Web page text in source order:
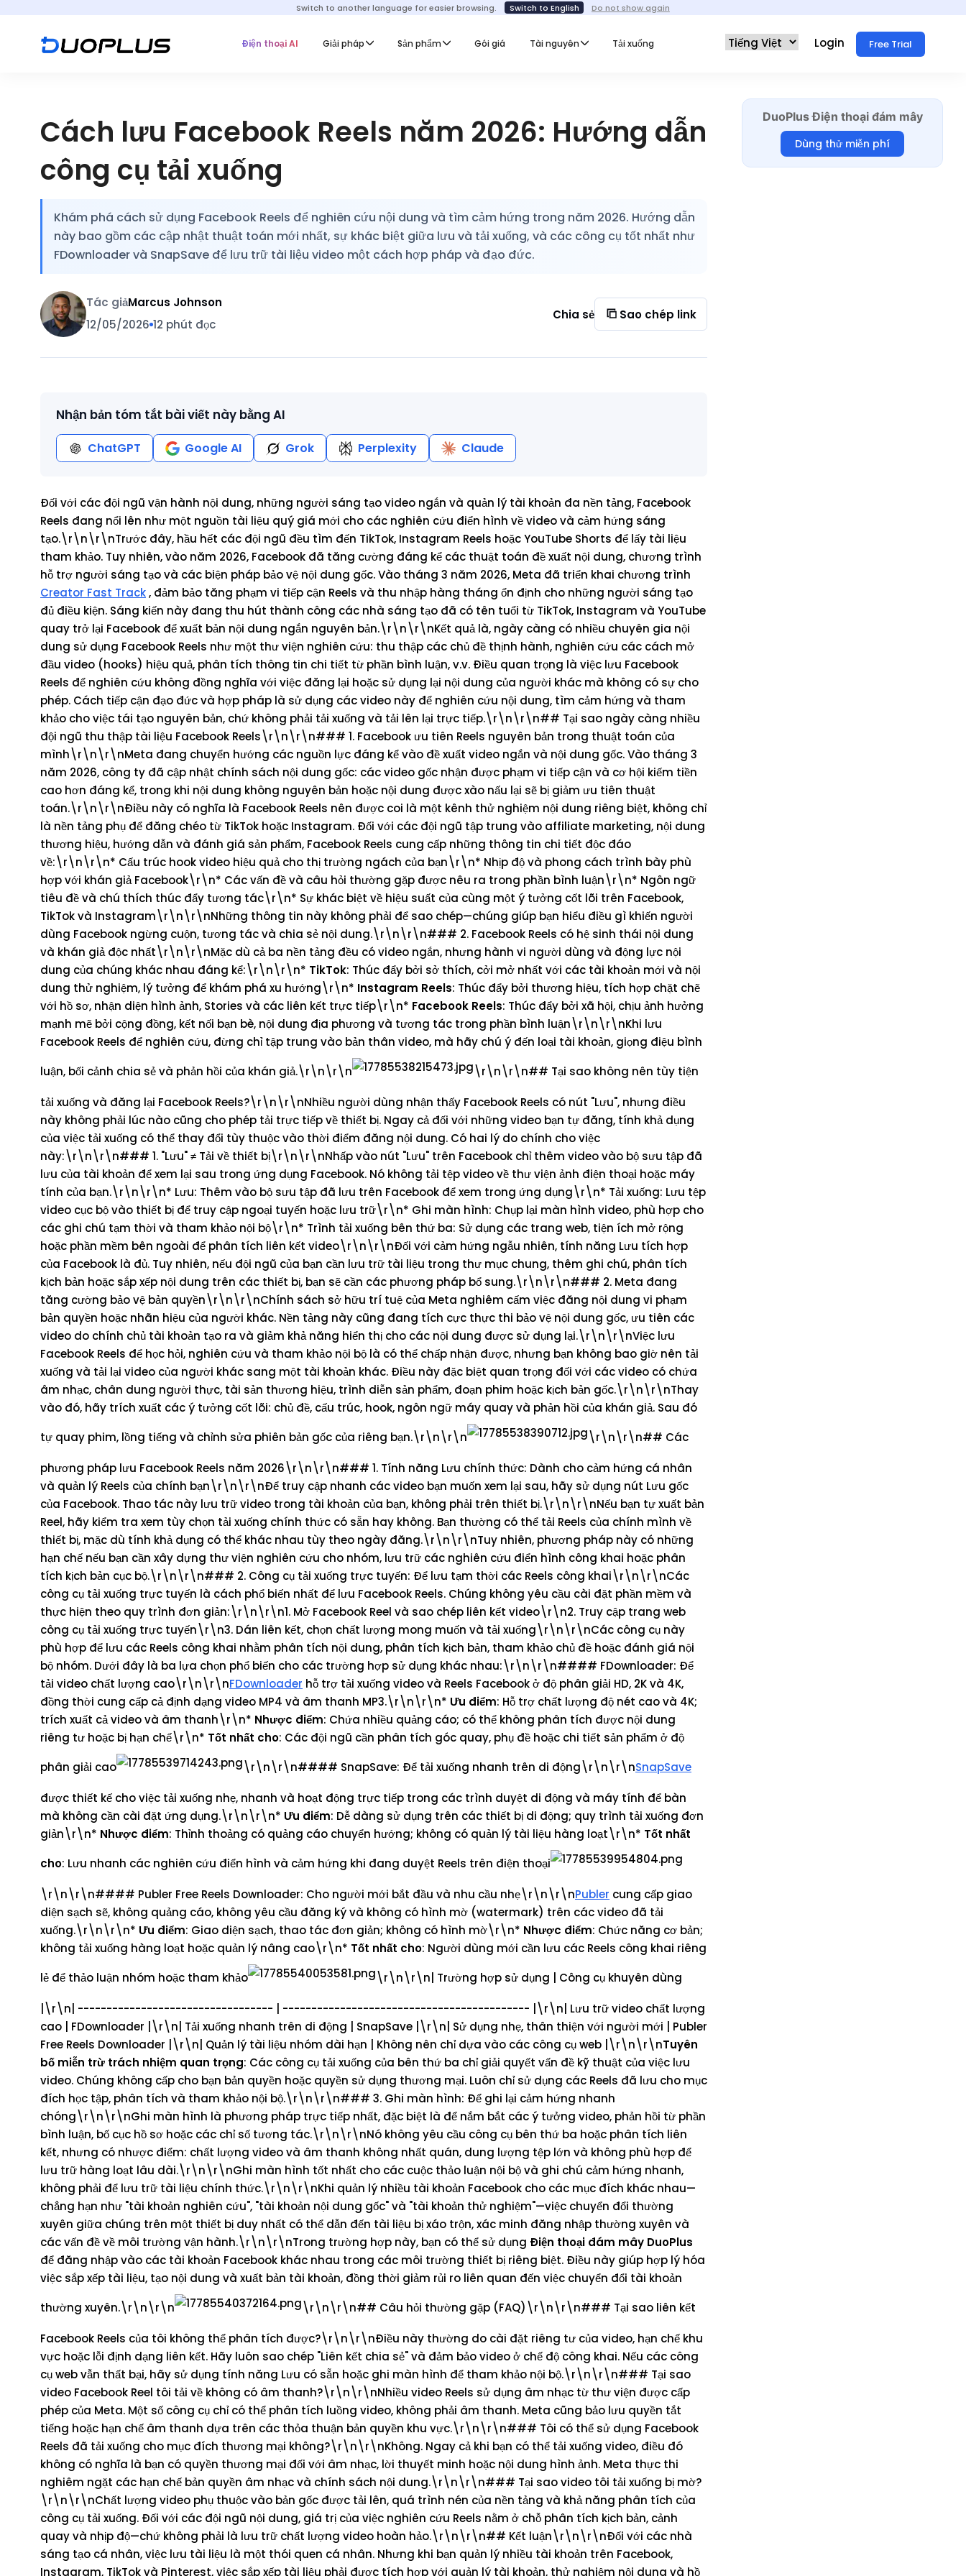
Switch to another language for easier browsing. Switch to English Do not show again
Điện thoại AI Giải pháp Sản phẩm Gói giá Tài nguyên Tải xuống Login Free Trial
Cách lưu Facebook Reels năm 2026: Hướng dẫn
công cụ tải xuống
Khám phá cách sử dụng Facebook Reels để nghiên cứu nội dung và tìm cảm hứng trong năm 2026. Hướng dẫn
này bao gồm các cập nhật thuật toán mới nhất, sự khác biệt giữa lưu và tải xuống, và các công cụ tốt nhất như
FDownloader và SnapSave để lưu trữ tài liệu video một cách hợp pháp và đạo đức.
Tác giảMarcus Johnson
12/05/2026 12 phút đọc
Chia sẻ Sao chép link
Nhận bản tóm tắt bài viết này bằng AI
ChatGPT Google AI Grok Perplexity Claude
Đối với các đội ngũ vận hành nội dung, những người sáng tạo video ngắn và quản lý tài khoản đa nền tảng, Facebook
Reels đang nổi lên như một nguồn tài liệu quý giá mới cho các nghiên cứu điển hình về video và cảm hứng sáng
tạo.\r\n\r\nTrước đây, hầu hết các đội ngũ đều tìm đến TikTok, Instagram Reels hoặc YouTube Shorts để lấy tài liệu
tham khảo. Tuy nhiên, vào năm 2026, Facebook đã tăng cường đáng kể các thuật toán đề xuất nội dung, chương trình
hỗ trợ người sáng tạo và các biện pháp bảo vệ nội dung gốc. Vào tháng 3 năm 2026, Meta đã triển khai chương trình
Creator Fast Track, đảm bảo tăng phạm vi tiếp cận Reels và thu nhập hàng tháng ổn định cho những người sáng tạo
đủ điều kiện. Sáng kiến này đang thu hút thành công các nhà sáng tạo đã có tên tuổi từ TikTok, Instagram và YouTube
quay trở lại Facebook để xuất bản nội dung ngắn nguyên bản.\r\n\r\nKết quả là, ngày càng có nhiều chuyên gia nội
dung sử dụng Facebook Reels như một thư viện nghiên cứu: thu thập các chủ đề thịnh hành, nghiên cứu các cách mở
đầu video (hooks) hiệu quả, phân tích thông tin chi tiết từ phần bình luận, v.v. Điều quan trọng là việc lưu Facebook
Reels để nghiên cứu không đồng nghĩa với việc đăng lại hoặc sử dụng lại nội dung của người khác mà không có sự cho
phép. Cách tiếp cận đạo đức và hợp pháp là sử dụng các video này để nghiên cứu nội dung, tìm cảm hứng và tham
khảo cho việc tái tạo nguyên bản, chứ không phải tải xuống và tải lên lại trực tiếp.\r\n\r\n## Tại sao ngày càng nhiều
đội ngũ thu thập tài liệu Facebook Reels\r\n\r\n### 1. Facebook ưu tiên Reels nguyên bản trong thuật toán của
mình\r\n\r\nMeta đang chuyển hướng các nguồn lực đáng kể vào đề xuất video ngắn và nội dung gốc. Vào tháng 3
năm 2026, công ty đã cập nhật chính sách nội dung gốc: các video gốc nhận được phạm vi tiếp cận và cơ hội kiếm tiền
cao hơn đáng kể, trong khi nội dung không nguyên bản hoặc nội dung được xào nấu lại sẽ bị giảm ưu tiên thuật
toán.\r\n\r\nĐiều này có nghĩa là Facebook Reels nên được coi là một kênh thử nghiệm nội dung riêng biệt, không chỉ
là nền tảng phụ để đăng chéo từ TikTok hoặc Instagram. Đối với các đội ngũ tập trung vào affiliate marketing, nội dung
thương hiệu, hướng dẫn và đánh giá sản phẩm, Facebook Reels cung cấp những thông tin chi tiết độc đáo
về:\r\n\r\n* Cấu trúc hook video hiệu quả cho thị trường ngách của bạn\r\n* Nhịp độ và phong cách trình bày phù
hợp với khán giả Facebook\r\n* Các vấn đề và câu hỏi thường gặp được nêu ra trong phần bình luận\r\n* Ngôn ngữ
tiêu đề và chú thích thúc đẩy tương tác\r\n* Sự khác biệt về hiệu suất của cùng một ý tưởng cốt lõi trên Facebook,
TikTok và Instagram\r\n\r\nNhững thông tin này không phải để sao chép—chúng giúp bạn hiểu điều gì khiến người
dùng Facebook ngừng cuộn, tương tác và chia sẻ nội dung.\r\n\r\n### 2. Facebook Reels có hệ sinh thái nội dung
và khán giả độc nhất\r\n\r\nMặc dù cả ba nền tảng đều có video ngắn, nhưng hành vi người dùng và động lực nội
dung của chúng khác nhau đáng kể:\r\n\r\n* TikTok: Thúc đẩy bởi sở thích, cởi mở nhất với các tài khoản mới và nội
dung thử nghiệm, lý tưởng để khám phá xu hướng\r\n* Instagram Reels: Thúc đẩy bởi thương hiệu, tích hợp chặt chẽ
với hồ sơ, nhận diện hình ảnh, Stories và các liên kết trực tiếp\r\n* Facebook Reels: Thúc đẩy bởi xã hội, chịu ảnh hưởng
mạnh mẽ bởi cộng đồng, kết nối bạn bè, nội dung địa phương và tương tác trong phần bình luận\r\n\r\nKhi lưu
Facebook Reels để nghiên cứu, đừng chỉ tập trung vào bản thân video, mà hãy chú ý đến loại tài khoản, giọng điệu bình
luận, bối cảnh chia sẻ và phản hồi của khán giả.\r\n\r\n
\r\n\r\n## Tại sao không nên tùy tiện
tải xuống và đăng lại Facebook Reels?\r\n\r\nNhiều người dùng nhận thấy Facebook Reels có nút "Lưu", nhưng điều
này không phải lúc nào cũng cho phép tải trực tiếp về thiết bị. Ngay cả đối với những video bạn tự đăng, tính khả dụng
của việc tải xuống có thể thay đổi tùy thuộc vào thời điểm đăng nội dung. Có hai lý do chính cho việc
này:\r\n\r\n### 1. "Lưu" ≠ Tải về thiết bị\r\n\r\nNhấp vào nút "Lưu" trên Facebook chỉ thêm video vào bộ sưu tập đã
lưu của tài khoản để xem lại sau trong ứng dụng Facebook. Nó không tải tệp video về thư viện ảnh điện thoại hoặc máy
tính của bạn.\r\n\r\n* Lưu: Thêm vào bộ sưu tập đã lưu trên Facebook để xem trong ứng dụng\r\n* Tải xuống: Lưu tệp
video cục bộ vào thiết bị để truy cập ngoại tuyến hoặc lưu trữ\r\n* Ghi màn hình: Chụp lại màn hình video, phù hợp cho
các ghi chú tạm thời và tham khảo nội bộ\r\n* Trình tải xuống bên thứ ba: Sử dụng các trang web, tiện ích mở rộng
hoặc phần mềm bên ngoài để phân tích liên kết video\r\n\r\nĐối với cảm hứng ngẫu nhiên, tính năng Lưu tích hợp
của Facebook là đủ. Tuy nhiên, nếu đội ngũ của bạn cần lưu trữ tài liệu trong thư mục chung, thêm ghi chú, phân tích
kịch bản hoặc sắp xếp nội dung trên các thiết bị, bạn sẽ cần các phương pháp bổ sung.\r\n\r\n### 2. Meta đang
tăng cường bảo vệ bản quyền\r\n\r\nChính sách sở hữu trí tuệ của Meta nghiêm cấm việc đăng nội dung vi phạm
bản quyền hoặc nhãn hiệu của người khác. Nền tảng này cũng đang tích cực thực thi bảo vệ nội dung gốc, ưu tiên các
video do chính chủ tài khoản tạo ra và giảm khả năng hiển thị cho các nội dung được sử dụng lại.\r\n\r\nViệc lưu
Facebook Reels để học hỏi, nghiên cứu và tham khảo nội bộ là có thể chấp nhận được, nhưng bạn không bao giờ nên tải
xuống và tải lại video của người khác sang một tài khoản khác. Điều này đặc biệt quan trọng đối với các video có chứa
âm nhạc, chân dung người thực, tài sản thương hiệu, trình diễn sản phẩm, đoạn phim hoặc kịch bản gốc.\r\n\r\nThay
vào đó, hãy trích xuất các ý tưởng cốt lõi: chủ đề, cấu trúc, hook, ngôn ngữ máy quay và phản hồi của khán giả. Sau đó
tự quay phim, lồng tiếng và chỉnh sửa phiên bản gốc của riêng bạn.\r\n\r\n
\r\n\r\n## Các
phương pháp lưu Facebook Reels năm 2026\r\n\r\n### 1. Tính năng Lưu chính thức: Dành cho cảm hứng cá nhân
và quản lý Reels của chính bạn\r\n\r\nĐể truy cập nhanh các video bạn muốn xem lại sau, hãy sử dụng nút Lưu gốc
của Facebook. Thao tác này lưu trữ video trong tài khoản của bạn, không phải trên thiết bị.\r\n\r\nNếu bạn tự xuất bản
Reel, hãy kiểm tra xem tùy chọn tải xuống chính thức có sẵn hay không. Bạn thường có thể tải Reels của chính mình về
thiết bị, mặc dù tính khả dụng có thể khác nhau tùy theo ngày đăng.\r\n\r\nTuy nhiên, phương pháp này có những
hạn chế nếu bạn cần xây dựng thư viện nghiên cứu cho nhóm, lưu trữ các nghiên cứu điển hình công khai hoặc phân
tích kịch bản cục bộ.\r\n\r\n### 2. Công cụ tải xuống trực tuyến: Để lưu tạm thời các Reels công khai\r\n\r\nCác
công cụ tải xuống trực tuyến là cách phổ biến nhất để lưu Facebook Reels. Chúng không yêu cầu cài đặt phần mềm và
thực hiện theo quy trình đơn giản:\r\n\r\n1. Mở Facebook Reel và sao chép liên kết video\r\n2. Truy cập trang web
công cụ tải xuống trực tuyến\r\n3. Dán liên kết, chọn chất lượng mong muốn và tải xuống\r\n\r\nCác công cụ này
phù hợp để lưu các Reels công khai nhằm phân tích nội dung, phân tích kịch bản, tham khảo chủ đề hoặc đánh giá nội
bộ nhóm. Dưới đây là ba lựa chọn phổ biến cho các trường hợp sử dụng khác nhau:\r\n\r\n#### FDownloader: Để
tải video chất lượng cao\r\n\r\nFDownloader hỗ trợ tải xuống video và Reels Facebook ở độ phân giải HD, 2K và 4K,
đồng thời cung cấp cả định dạng video MP4 và âm thanh MP3.\r\n\r\n* Ưu điểm: Hỗ trợ chất lượng độ nét cao và 4K;
trích xuất cả video và âm thanh\r\n* Nhược điểm: Chứa nhiều quảng cáo; có thể không phân tích được nội dung
riêng tư hoặc bị hạn chế\r\n* Tốt nhất cho: Các đội ngũ cần phân tích góc quay, phụ đề hoặc chi tiết sản phẩm ở độ
phân giải cao
\r\n\r\n#### SnapSave: Để tải xuống nhanh trên di động\r\n\r\nSnapSave
được thiết kế cho việc tải xuống nhẹ, nhanh và hoạt động trực tiếp trong các trình duyệt di động và máy tính để bàn
mà không cần cài đặt ứng dụng.\r\n\r\n* Ưu điểm: Dễ dàng sử dụng trên các thiết bị di động; quy trình tải xuống đơn
giản\r\n* Nhược điểm: Thỉnh thoảng có quảng cáo chuyển hướng; không có quản lý tài liệu hàng loạt\r\n* Tốt nhất
cho: Lưu nhanh các nghiên cứu điển hình và cảm hứng khi đang duyệt Reels trên điện thoại
\r\n\r\n#### Publer Free Reels Downloader: Cho người mới bắt đầu và nhu cầu nhẹ\r\n\r\nPubler cung cấp giao
diện sạch sẽ, không quảng cáo, không yêu cầu đăng ký và không có hình mờ (watermark) trên các video đã tải
xuống.\r\n\r\n* Ưu điểm: Giao diện sạch, thao tác đơn giản; không có hình mờ\r\n* Nhược điểm: Chức năng cơ bản;
không tải xuống hàng loạt hoặc quản lý nâng cao\r\n* Tốt nhất cho: Người dùng mới cần lưu các Reels công khai riêng
lẻ để thảo luận nhóm hoặc tham khảo
\r\n\r\n| Trường hợp sử dụng | Công cụ khuyên dùng
|\r\n| ---------------------------------- | ------------------------------------------- |\r\n| Lưu trữ video chất lượng
cao | FDownloader |\r\n| Tải xuống nhanh trên di động | SnapSave |\r\n| Sử dụng nhẹ, thân thiện với người mới | Publer
Free Reels Downloader |\r\n| Quản lý tài liệu nhóm dài hạn | Không nên chỉ dựa vào các công cụ web |\r\n\r\nTuyên
bố miễn trừ trách nhiệm quan trọng: Các công cụ tải xuống của bên thứ ba chỉ giải quyết vấn đề kỹ thuật của việc lưu
video. Chúng không cấp cho bạn bản quyền hoặc quyền sử dụng thương mại. Luôn chỉ sử dụng các Reels đã lưu cho mục
đích học tập, phân tích và tham khảo nội bộ.\r\n\r\n### 3. Ghi màn hình: Để ghi lại cảm hứng nhanh
chóng\r\n\r\nGhi màn hình là phương pháp trực tiếp nhất, đặc biệt là để nắm bắt các ý tưởng video, phản hồi từ phần
bình luận, bố cục hồ sơ hoặc các chỉ số tương tác.\r\n\r\nNó không yêu cầu công cụ bên thứ ba hoặc phân tích liên
kết, nhưng có nhược điểm: chất lượng video và âm thanh không nhất quán, dung lượng tệp lớn và không phù hợp để
lưu trữ hàng loạt lâu dài.\r\n\r\nGhi màn hình tốt nhất cho các cuộc thảo luận nội bộ và ghi chú cảm hứng nhanh,
không phải để lưu trữ tài liệu chính thức.\r\n\r\nKhi quản lý nhiều tài khoản Facebook cho các mục đích khác nhau—
chẳng hạn như "tài khoản nghiên cứu", "tài khoản nội dung gốc" và "tài khoản thử nghiệm"—việc chuyển đổi thường
xuyên giữa chúng trên một thiết bị duy nhất có thể dẫn đến tài liệu bị xáo trộn, xác minh đăng nhập thường xuyên và
các vấn đề về môi trường vận hành.\r\n\r\nTrong trường hợp này, bạn có thể sử dụng Điện thoại đám mây DuoPlus
để đăng nhập vào các tài khoản Facebook khác nhau trong các môi trường thiết bị riêng biệt. Điều này giúp hợp lý hóa
việc sắp xếp tài liệu, tạo nội dung và xuất bản tài khoản, đồng thời giảm rủi ro liên quan đến việc chuyển đổi tài khoản
thường xuyên.\r\n\r\n
\r\n\r\n## Câu hỏi thường gặp (FAQ)\r\n\r\n### Tại sao liên kết
Facebook Reels của tôi không thể phân tích được?\r\n\r\nĐiều này thường do cài đặt riêng tư của video, hạn chế khu
vực hoặc lỗi định dạng liên kết. Hãy luôn sao chép "Liên kết chia sẻ" và đảm bảo video ở chế độ công khai. Nếu các công
cụ web vẫn thất bại, hãy sử dụng tính năng Lưu có sẵn hoặc ghi màn hình để tham khảo nội bộ.\r\n\r\n### Tại sao
video Facebook Reel tôi tải về không có âm thanh?\r\n\r\nNhiều video Reels sử dụng âm nhạc từ thư viện được cấp
phép của Meta. Một số công cụ chỉ có thể phân tích luồng video, không phải âm thanh. Meta cũng bảo lưu quyền tắt
tiếng hoặc hạn chế âm thanh dựa trên các thỏa thuận bản quyền khu vực.\r\n\r\n### Tôi có thể sử dụng Facebook
Reels đã tải xuống cho mục đích thương mại không?\r\n\r\nKhông. Ngay cả khi bạn có thể tải xuống video, điều đó
không có nghĩa là bạn có quyền thương mại đối với âm nhạc, lời thuyết minh hoặc nội dung hình ảnh. Meta thực thi
nghiêm ngặt các hạn chế bản quyền âm nhạc và chính sách nội dung.\r\n\r\n### Tại sao video tôi tải xuống bị mờ?
\r\n\r\nChất lượng video phụ thuộc vào bản gốc được tải lên, quá trình nén của nền tảng và khả năng phân tích của
công cụ tải xuống. Đối với các đội ngũ nội dung, giá trị của việc nghiên cứu Reels nằm ở chỗ phân tích kịch bản, cảnh
quay và nhịp độ—chứ không phải là lưu trữ chất lượng video hoàn hảo.\r\n\r\n## Kết luận\r\n\r\nĐối với các nhà
sáng tạo cá nhân, việc lưu tài liệu là một thói quen cá nhân. Nhưng khi bạn quản lý nhiều tài khoản trên Facebook,
Instagram, TikTok và Pinterest, việc sắp xếp tài liệu phải được tích hợp với quản lý tài khoản, thử nghiệm nội dung và hồ
DuoPlus Điện thoại đám mây
Dùng thử miễn phí